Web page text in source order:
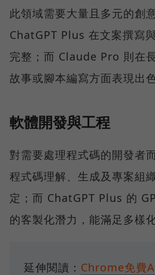
此領域需要大量且多元的創
ChatGPT Plus 在文案撰寫
完整；而 Claude Pro 則在
故事或腳本編寫方面表現出色
軟體開發與工程
對需要處理程式碼的開發者
程式碼理解、生成及專案組
定；而 ChatGPT Plus 的
的客製化潛力，能滿足多樣
延伸閱讀： Chrome免費